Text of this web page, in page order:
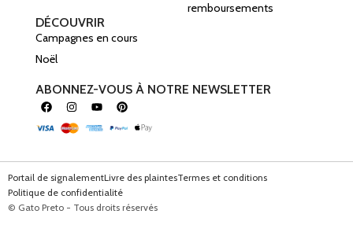
remboursements
DÉCOUVRIR
Campagnes en cours
Noël
ABONNEZ-VOUS À NOTRE NEWSLETTER
Portail de signalementLivre des plaintesTermes et conditions
Politique de confidentialité
© Gato Preto - Tous droits réservés